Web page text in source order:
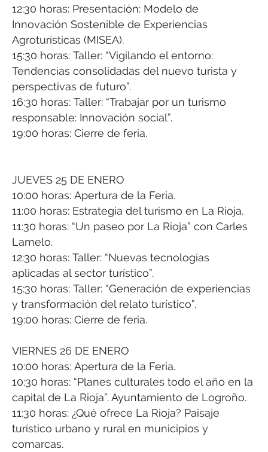
12:30 horas: Presentación: Modelo de
Innovación Sostenible de Experiencias
Agroturísticas (MISEA).
15:30 horas: Taller: “Vigilando el entorno:
Tendencias consolidadas del nuevo turista y
perspectivas de futuro”.
16:30 horas: Taller: “Trabajar por un turismo
responsable: Innovación social”.
19:00 horas: Cierre de feria.
JUEVES 25 DE ENERO
10:00 horas: Apertura de la Feria.
11:00 horas: Estrategia del turismo en La Rioja.
11:30 horas: “Un paseo por La Rioja” con Carles
Lamelo.
12:30 horas: Taller: “Nuevas tecnologías
aplicadas al sector turístico”.
15:30 horas: Taller: “Generación de experiencias
y transformación del relato turístico”.
19:00 horas: Cierre de feria.
VIERNES 26 DE ENERO
10:00 horas: Apertura de la Feria.
10:30 horas: “Planes culturales todo el año en la
capital de La Rioja”. Ayuntamiento de Logroño.
11:30 horas: ¿Qué ofrece La Rioja? Paisaje
turístico urbano y rural en municipios y
comarcas.